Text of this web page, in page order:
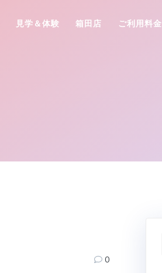
見学＆体験 箱田店 ご利用料金
0